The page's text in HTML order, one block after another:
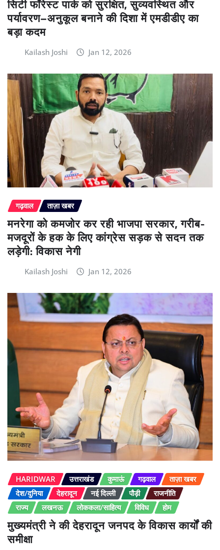
सिटी फॉरेस्ट पार्क को सुरक्षित, सुव्यवस्थित और
पर्यावरण–अनुकूल बनाने की दिशा में एमडीडीए का
बड़ा कदम
Kailash Joshi Jan 12, 2026
गढ़वाल ताज़ा खबर
मनरेगा को कमजोर कर रही भाजपा सरकार, गरीब-
मजदूरों के हक के लिए कांग्रेस सड़क से सदन तक
लड़ेगी: विकास नेगी
Kailash Joshi Jan 12, 2026
HARIDWAR उत्तराखंड कुमाऊं गढ़वाल
ताज़ा खबर
देश/दुनिया
देहरादून नई दिल्ली पौड़ी
राजनीति
राज्य
लखनऊ लोककला/साहित्य विविध होम
मुख्यमंत्री ने की देहरादून जनपद के विकास कार्यों की
समीक्षा